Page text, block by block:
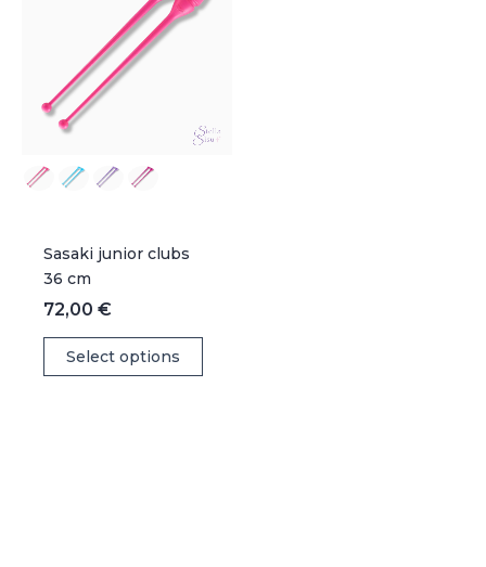
Sasaki junior clubs
36 cm
72,00 €
Select options
This
product